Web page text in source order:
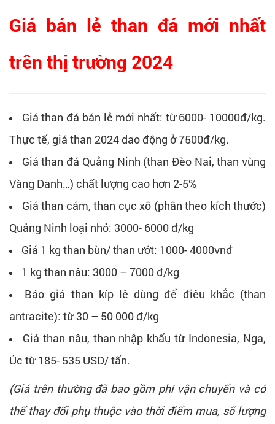
Giá bán lẻ than đá mới nhất
trên thị trường 2024
Giá than đá bán lẻ mới nhất: từ 6000- 10000đ/kg.
Thực tế, giá than 2024 dao động ở 7500đ/kg.
Giá than đá Quảng Ninh (than Đèo Nai, than vùng
Vàng Danh…) chất lượng cao hơn 2-5%
Giá than cám, than cục xô (phân theo kích thước)
Quảng Ninh loại nhỏ: 3000- 6000 đ/kg
Giá 1 kg than bùn/ than ướt: 1000- 4000vnđ
1 kg than nâu: 3000 – 7000 đ/kg
Báo giá than kíp lê dùng để điêu khắc (than
antracite): từ 30 – 50 000 đ/kg
Giá than nâu, than nhập khẩu từ Indonesia, Nga,
Úc từ 185- 535 USD/ tấn.
(Giá trên thường đã bao gồm phí vận chuyển và có
thể thay đổi phụ thuộc vào thời điểm mua, số lượng